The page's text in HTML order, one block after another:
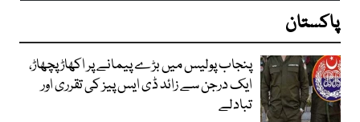
پاکستان
پنجاب پولیس میں بڑے پیمانے پر اکھاڑ پچھاڑ،
ایک درجن سے زائد ڈی ایس پیز کی تقرری اور
تبادلے